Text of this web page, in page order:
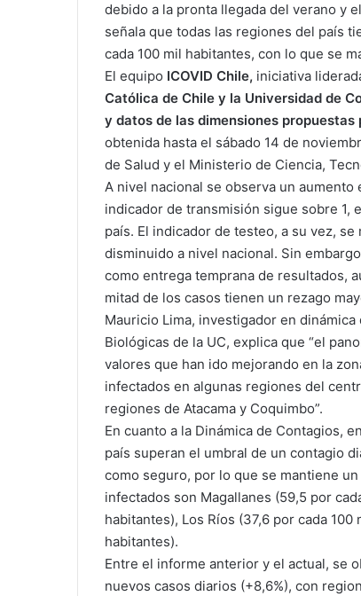
debido a la pronta llegada del verano y
señala que todas las regiones del país
cada 100 mil habitantes, con lo que se
El equipo ICOVID Chile, iniciativa
Católica de Chile y la Universidad de
y datos de las dimensiones
obtenida hasta el sábado 14 de
de Salud y el Ministerio de Ciencia,
A nivel nacional se observa un aumento
indicador de transmisión sigue sobre 1,
país. El indicador de testeo, a su vez,
disminuido a nivel nacional. Sin
como entrega temprana de resultados,
mitad de los casos tienen un rezago
Mauricio Lima, investigador en
Biológicas de la UC, explica que “el
valores que han ido mejorando en la
infectados en algunas regiones del
regiones de Atacama y Coquimbo”.
En cuanto a la Dinámica de Contagios,
país superan el umbral de un contagio
como seguro, por lo que se mantiene
infectados son Magallanes (59,5 por
habitantes), Los Ríos (37,6 por cada
habitantes).
Entre el informe anterior y el actual, se
nuevos casos diarios (+8,6%), con